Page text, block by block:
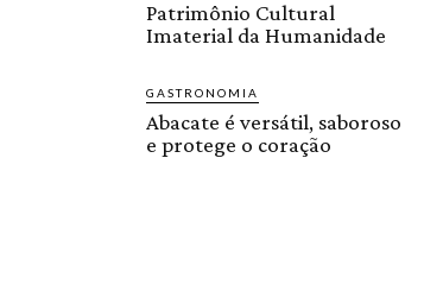
Patrimônio Cultural
Imaterial da Humanidade
GASTRONOMIA
Abacate é versátil, saboroso
e protege o coração